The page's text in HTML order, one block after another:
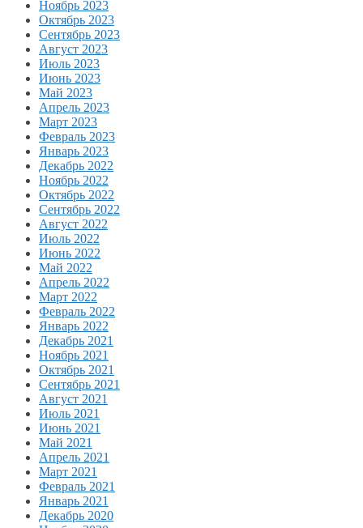
Ноябрь 2023
Октябрь 2023
Сентябрь 2023
Август 2023
Июль 2023
Июнь 2023
Май 2023
Апрель 2023
Март 2023
Февраль 2023
Январь 2023
Декабрь 2022
Ноябрь 2022
Октябрь 2022
Сентябрь 2022
Август 2022
Июль 2022
Июнь 2022
Май 2022
Апрель 2022
Март 2022
Февраль 2022
Январь 2022
Декабрь 2021
Ноябрь 2021
Октябрь 2021
Сентябрь 2021
Август 2021
Июль 2021
Июнь 2021
Май 2021
Апрель 2021
Март 2021
Февраль 2021
Январь 2021
Декабрь 2020